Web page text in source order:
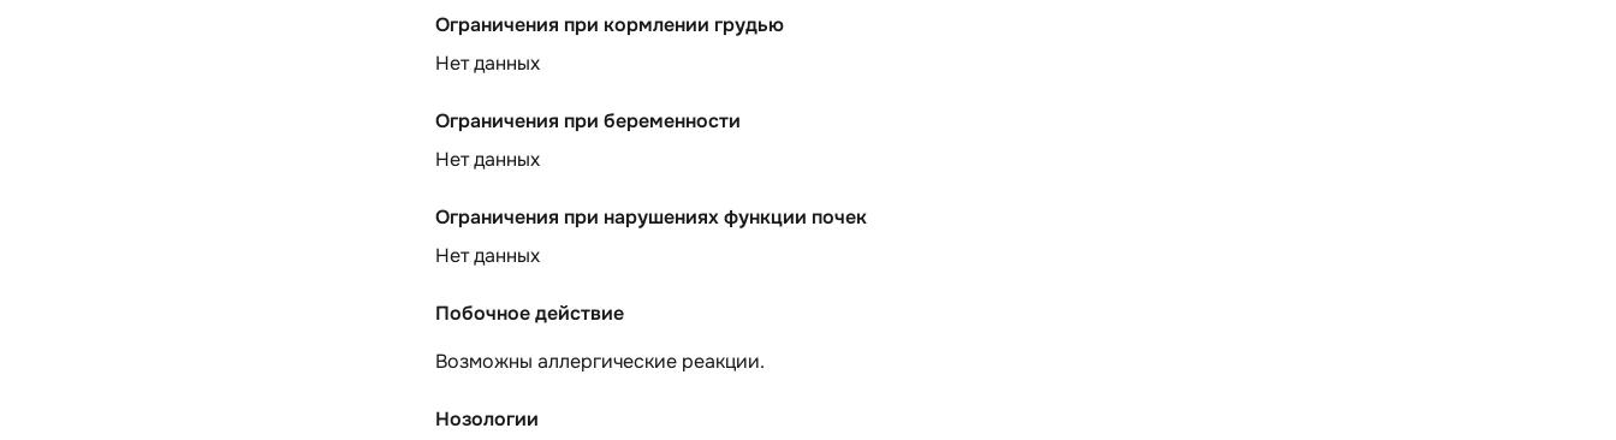
Ограничения при кормлении грудью
Нет данных
Ограничения при беременности
Нет данных
Ограничения при нарушениях функции почек
Нет данных
Побочное действие
Возможны аллергические реакции.
Нозологии